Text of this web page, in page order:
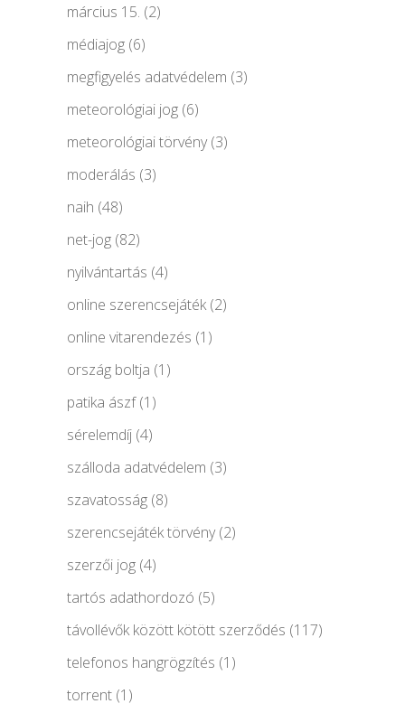
március 15. (2)
médiajog (6)
megfigyelés adatvédelem (3)
meteorológiai jog (6)
meteorológiai törvény(3)
moderálás (3)
naih (48)
net-jog (82)
nyilvántartás (4)
online szerencsejáték(2)
online vitarendezés (1)
ország boltja (1)
patika ászf(1)
sérelemdíj (4)
szálloda adatvédelem (3)
szavatosság (8)
szerencsejáték törvény(2)
szerzői jog (4)
tartós adathordozó (5)
távollévők között kötött szerződés (117)
telefonos hangrögzítés (1)
torrent (1)